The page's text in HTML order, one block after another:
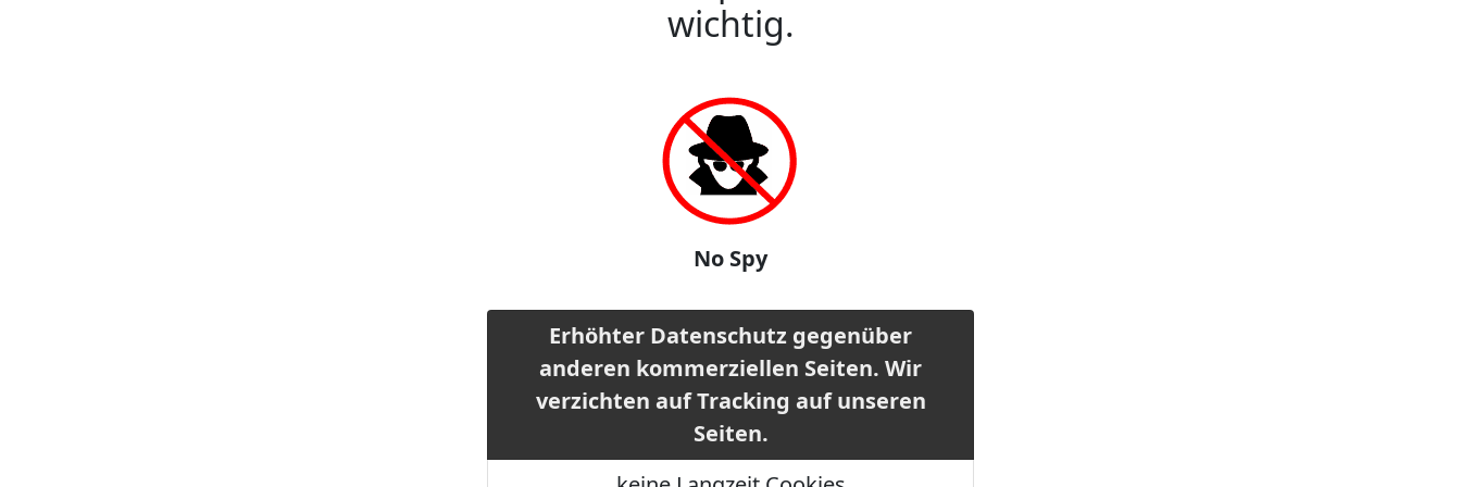
wichtig.
No Spy
Erhöhter Datenschutz gegenüber
anderen kommerziellen Seiten. Wir
verzichten auf Tracking auf unseren
Seiten.